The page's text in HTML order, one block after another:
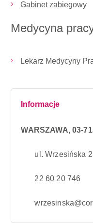
Gabinet zabiegowy
Medycyna
Lekarz Medycyny
Informacje
WARSZAWA, 03-
ul. Wrzesińska
22 60 20 746